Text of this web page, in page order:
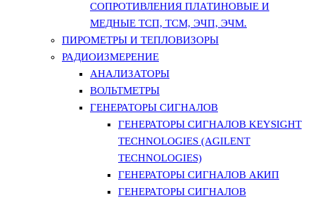
СОПРОТИВЛЕНИЯ ПЛАТИНОВЫЕ И
МЕДНЫЕ ТСП, ТСМ, ЭЧП, ЭЧМ.
ПИРОМЕТРЫ И ТЕПЛОВИЗОРЫ
РАДИОИЗМЕРЕНИЕ
АНАЛИЗАТОРЫ
ВОЛЬТМЕТРЫ
ГЕНЕРАТОРЫ СИГНАЛОВ
ГЕНЕРАТОРЫ СИГНАЛОВ KEYSIGHT
TECHNOLOGIES (AGILENT
TECHNOLOGIES)
ГЕНЕРАТОРЫ СИГНАЛОВ АКИП
ГЕНЕРАТОРЫ СИГНАЛОВ